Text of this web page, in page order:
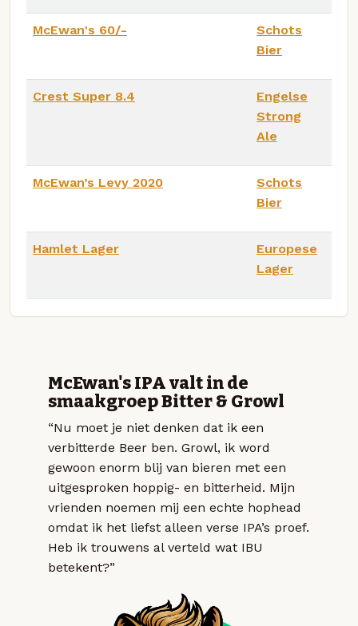
McEwan's 60/-
Schots
Bier
Crest Super 8.4
Engelse
Strong
Ale
McEwan’s Levy 2020
Schots
Bier
Hamlet Lager
Europese
Lager
McEwan's IPA valt in de
smaakgroep Bitter & Growl
“Nu moet je niet denken dat ik een
verbitterde Beer ben. Growl, ik word
gewoon enorm blij van bieren met een
uitgesproken hoppig- en bitterheid. Mijn
vrienden noemen mij een echte hophead
omdat ik het liefst alleen verse IPA’s proef.
Heb ik trouwens al verteld wat IBU
betekent?”